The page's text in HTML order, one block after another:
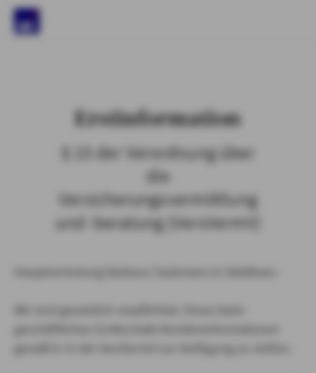
Erstinformation
§ 15 der Verordnung über
die
Versicherungsvermittlung
und -beratung (VersVermV)